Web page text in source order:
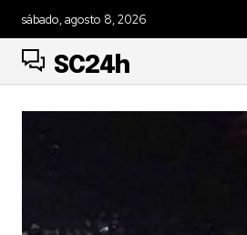
sábado, agosto 8, 2026
SC24h